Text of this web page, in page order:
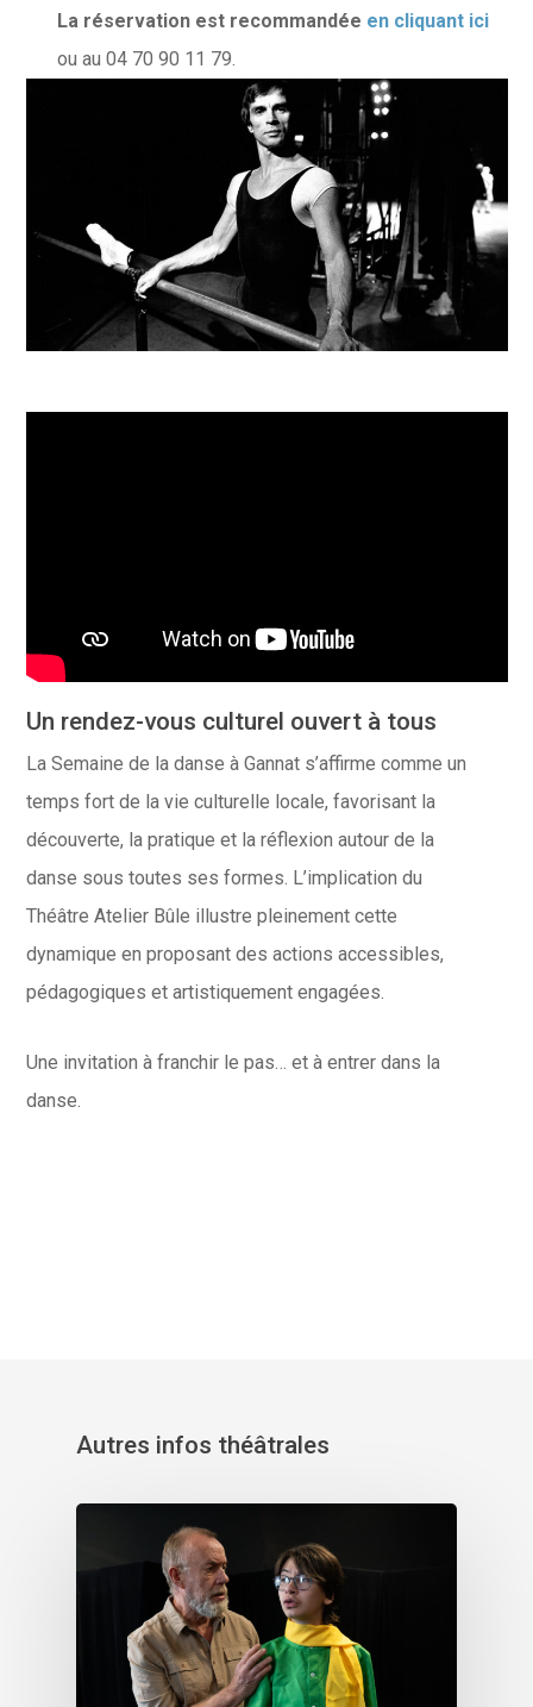
La réservation est recommandée en cliquant ici
ou au 04 70 90 11 79.
Un rendez-vous culturel ouvert à tous
La Semaine de la danse à Gannat s’affirme comme un
temps fort de la vie culturelle locale, favorisant la
découverte, la pratique et la réflexion autour de la
danse sous toutes ses formes. L’implication du
Théâtre Atelier Bûle illustre pleinement cette
dynamique en proposant des actions accessibles,
pédagogiques et artistiquement engagées.
Une invitation à franchir le pas… et à entrer dans la
danse.
Autres infos théâtrales